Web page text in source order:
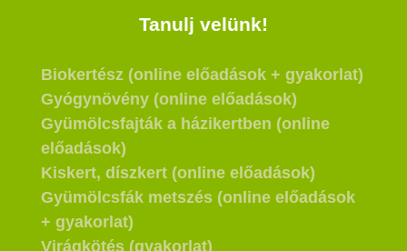
Tanulj velünk!
Biokertész (online előadások + gyakorlat)
Gyógynövény (online előadások)
Gyümölcsfajták a házikertben (online
előadások)
Kiskert, díszkert (online előadások)
Gyümölcsfák metszés (online előadások
+ gyakorlat)
Virágkötés (gyakorlat)